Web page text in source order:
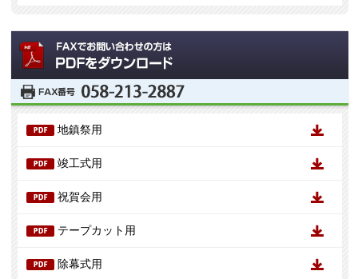
地鎮祭用
竣工式用
祝賀会用
テープカット用
除幕式用